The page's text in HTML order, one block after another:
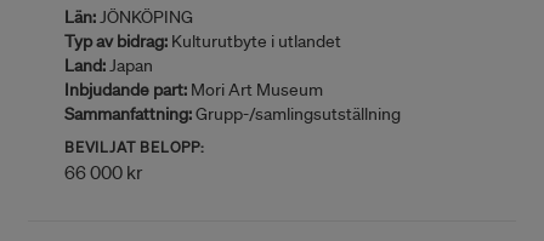
Län:JÖNKÖPING
Typ av bidrag: Kulturutbyte i utlandet
Land:Japan
Inbjudande part: Mori Art Museum
Sammanfattning:Grupp-/samlingsutställning
BEVILJAT BELOPP:
66 000 kr